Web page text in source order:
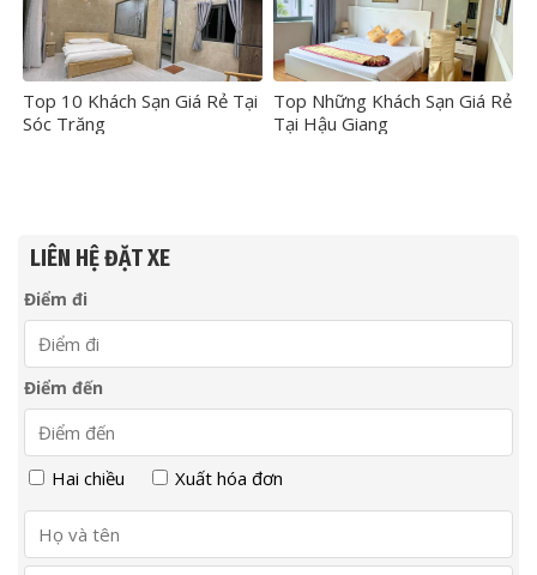
Top 10 Khách Sạn Giá Rẻ Tại
Sóc Trăng
Top Những Khách Sạn Giá Rẻ
Tại Hậu Giang
LIÊN HỆ ĐẶT XE
Điểm đi
Điểm đến
Hai chiều Xuất hóa đơn